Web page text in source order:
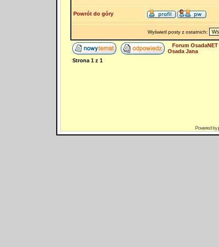
Powrót do góry
Wyświetl posty z ostatnich:
Forum
Osada Jana
Strona 1z 1
Powered by